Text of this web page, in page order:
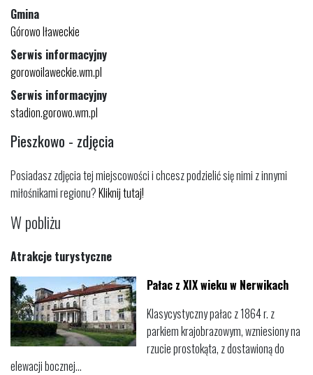
Gmina
Górowo Iławeckie
Serwis informacyjny
gorowoilaweckie.wm.pl
Serwis informacyjny
stadion.gorowo.wm.pl
Pieszkowo - zdjęcia
Posiadasz zdjęcia tej miejscowości i chcesz podzielić się nimi z innymi
miłośnikami regionu?Kliknij tutaj!
W pobliżu
Atrakcje turystyczne
Pałac z XIX wieku w Nerwikach
Klasycystyczny pałac z 1864 r. z
parkiem krajobrazowym, wzniesiony na
rzucie prostokąta, z dostawioną do
elewacji bocznej...